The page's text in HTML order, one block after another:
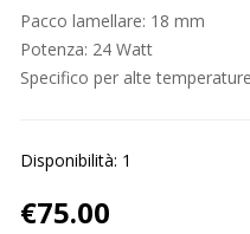
Pacco lamellare: 18 mm
Potenza: 24 Watt
Specifico per alte
Disponibilità: 1
€75.00